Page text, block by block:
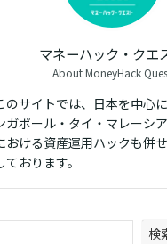
マネーハック・クエ
About MoneyHack
のサイトでは、日本を中心
ガポール・タイ・マレーシ
おける資産運用ハックも併
ております。
検